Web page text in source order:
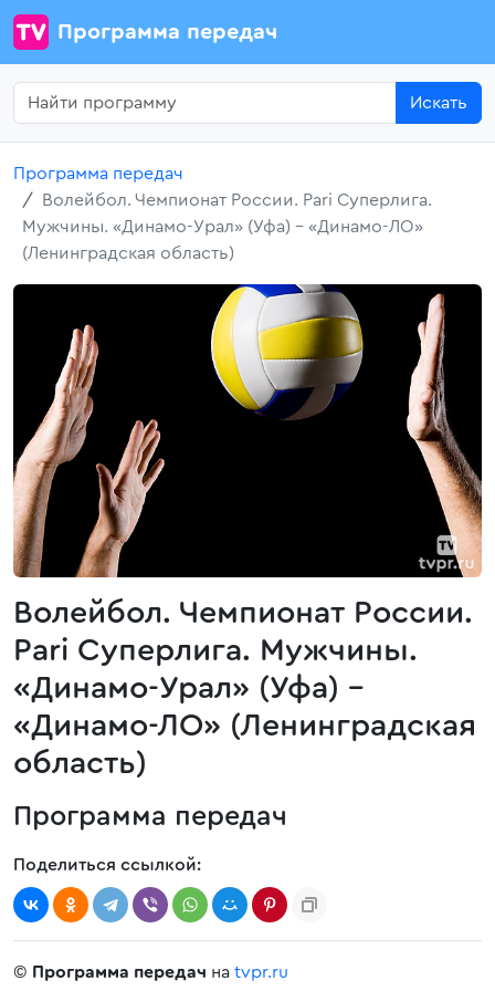
Программа передач
Искать
Программа передач
Волейбол. Чемпионат России. Pari Суперлига.
Мужчины. «Динамо-Урал» (Уфа) - «Динамо-ЛО»
(Ленинградская область)
Волейбол. Чемпионат России.
Pari Суперлига. Мужчины.
«Динамо-Урал» (Уфа) -
«Динамо-ЛО» (Ленинградская
область)
Программа передач
Поделиться ссылкой:
© Программа передач на tvpr.ru